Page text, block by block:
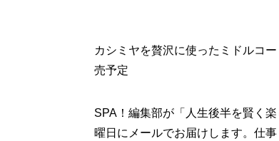
その秘密
カシミヤを贅沢に使ったミドルコ
売予定
SPA！編集部が「人生後半を賢く
曜日にメールでお届けします。仕